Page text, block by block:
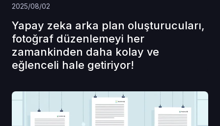
2025/08/02
Yapay zeka arka plan oluşturucuları,
fotoğraf düzenlemeyi her
zamankinden daha kolay ve
eğlenceli hale getiriyor!